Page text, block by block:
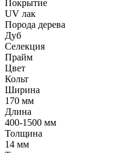
Покрытие
UV лак
Порода дерева
Дуб
Селекция
Прайм
Цвет
Кольт
Ширина
170 мм
Длина
400-1500 мм
Толщина
14 мм